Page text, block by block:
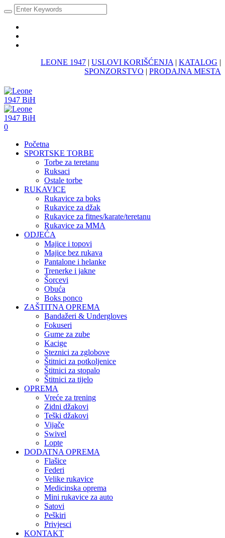
LEONE 1947 | USLOVI KORIŠĆENJA | KATALOG |
SPONZORSTVO | PRODAJNA MESTA
0
Početna
SPORTSKE TORBE
Torbe za teretanu
Ruksaci
Ostale torbe
RUKAVICE
Rukavice za boks
Rukavice za džak
Rukavice za fitnes/karate/teretanu
Rukavice za MMA
ODJEĆA
Majice i topovi
Majice bez rukava
Pantalone i helanke
Trenerke i jakne
Šorcevi
Obuća
Boks ponco
ZAŠTITNA OPREMA
Bandažeri & Undergloves
Fokuseri
Gume za zube
Kacige
Steznici za zglobove
Štitnici za potkoljenice
Štitnici za stopalo
Štitnici za tijelo
OPREMA
Vreće za trening
Zidni džakovi
Teški džakovi
Vijače
Swivel
Lopte
DODATNA OPREMA
Flašice
Federi
Velike rukavice
Medicinska oprema
Mini rukavice za auto
Satovi
Peškiri
Privjesci
KONTAKT